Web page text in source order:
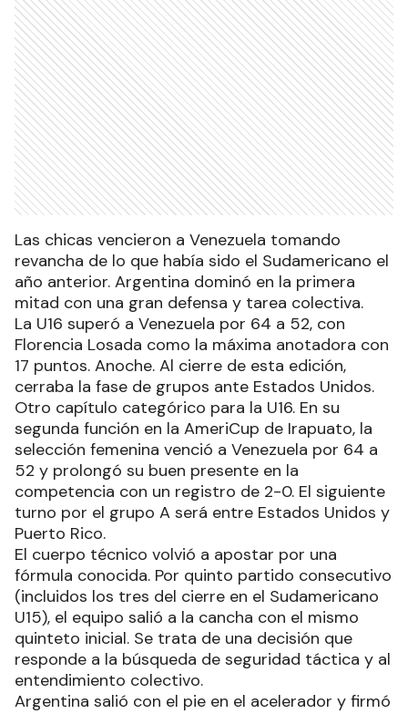
Las chicas vencieron a Venezuela tomando
revancha de lo que había sido el Sudamericano el
año anterior. Argentina dominó en la primera
mitad con una gran defensa y tarea colectiva.
La U16 superó a Venezuela por 64 a 52, con
Florencia Losada como la máxima anotadora con
17 puntos. Anoche. Al cierre de esta edición,
cerraba la fase de grupos ante Estados Unidos.
Otro capítulo categórico para la U16. En su
segunda función en la AmeriCup de Irapuato, la
selección femenina venció a Venezuela por 64 a
52 y prolongó su buen presente en la
competencia con un registro de 2-0. El siguiente
turno por el grupo A será entre Estados Unidos y
Puerto Rico.
El cuerpo técnico volvió a apostar por una
fórmula conocida. Por quinto partido consecutivo
(incluidos los tres del cierre en el Sudamericano
U15), el equipo salió a la cancha con el mismo
quinteto inicial. Se trata de una decisión que
responde a la búsqueda de seguridad táctica y al
entendimiento colectivo.
Argentina salió con el pie en el acelerador y firmó